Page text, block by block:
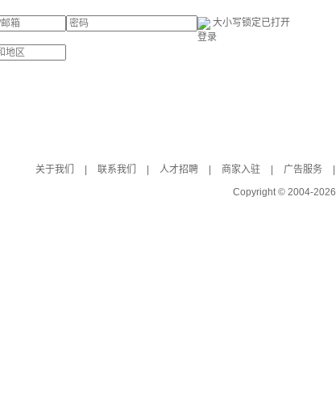
大小写锁定已打开
登录
关于我们
联系我们 人才招聘 商家入驻 广告服务
Copyright © 2004-2026